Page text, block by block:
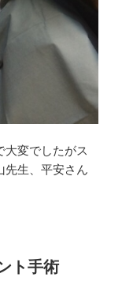
大変でしたがス
先生、平安さん
ト手術